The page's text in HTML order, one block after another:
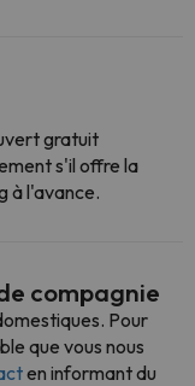
gratuit
s'il offre la
à l'avance.
compagnie
Pour
que vous nous
en informant du